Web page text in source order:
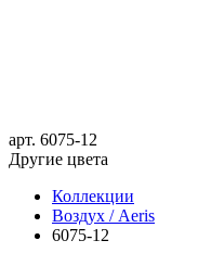
арт. 6075-12
Другие цвета
Коллекции
Воздух / Aeris
6075-12